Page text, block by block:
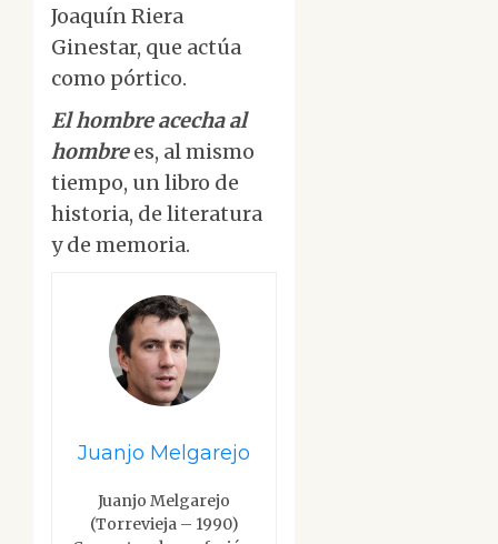
Joaquín Riera
Ginestar, que actúa
como pórtico.
El hombre acecha al
hombrees, al mismo
tiempo, un libro de
historia, de literatura
y de memoria.
Juanjo Melgarejo
Juanjo Melgarejo
(Torrevieja – 1990)